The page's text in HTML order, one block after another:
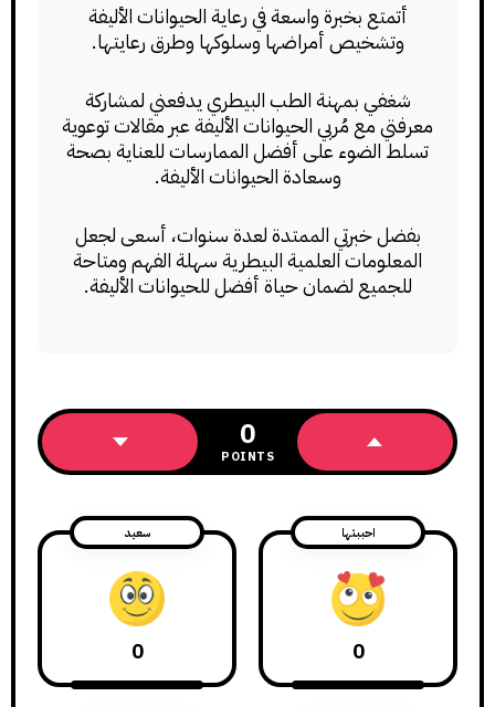
أتمتع بخبرة واسعة في رعاية الحيوانات الأليفة
وتشخيص أمراضها وسلوكها وطرق رعايتها.
شغفي بمهنة الطب البيطري يدفعني لمشاركة
معرفتي مع مُربي الحيوانات الأليفة عبر مقالات توعوية
تسلط الضوء على أفضل الممارسات للعناية بصحة
وسعادة الحيوانات الأليفة.
بفضل خبرتي الممتدة لعدة سنوات، أسعى لجعل
المعلومات العلمية البيطرية سهلة الفهم ومتاحة
للجميع لضمان حياة أفضل للحيوانات الأليفة.
0
POINTS
احببتها
0
سعيد
0